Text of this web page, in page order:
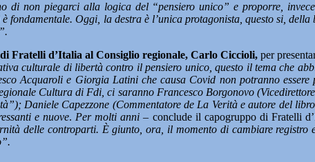
di non piegarci alla logica del “pensiero unico” e proporre,
fondamentale. Oggi, la destra è l’unica protagonista, questo si,
Fratelli d’Italia al Consiglio regionale, Carlo Ciccioli, per
culturale di libertà contro il pensiero unico, questo il tema che
Acquaroli e Giorgia Latini che causa Covid non potranno
Cultura di Fdi, ci saranno Francesco Borgonovo
Daniele Capezzone (Commentatore de La Verità e autore del
e nuove. Per molti anni – conclude il capogruppo di Fratelli
delle controparti. È giunto, ora, il momento di cambiare